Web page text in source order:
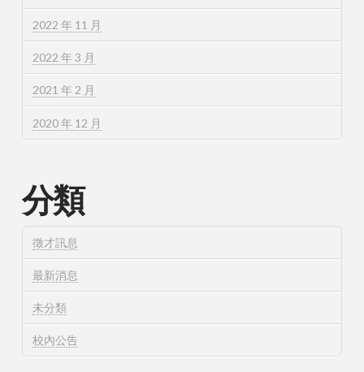
2022 年 11 月
2022 年 3 月
2021 年 2 月
2020 年 12 月
分類
徵才訊息
最新消息
未分類
校內公告